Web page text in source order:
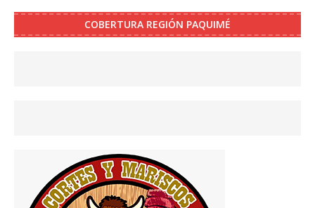
COBERTURA REGIÓN PAQUIMÉ